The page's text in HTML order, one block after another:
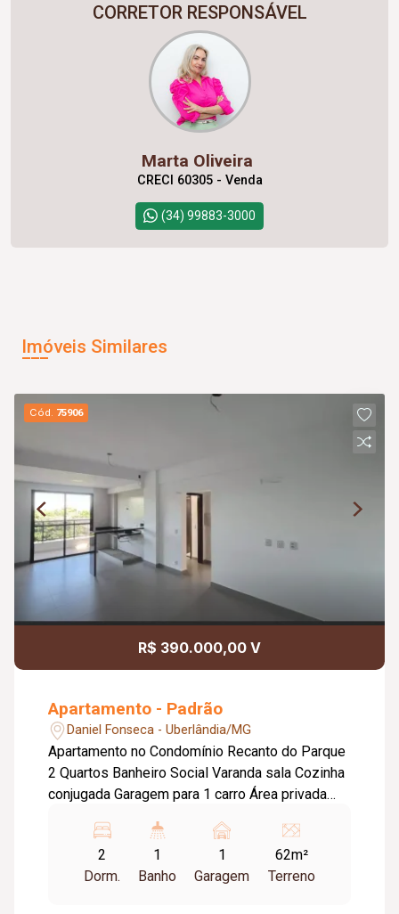
CORRETOR RESPONSÁVEL
Marta Oliveira
CRECI 60305 - Venda
(34) 99883-3000
Imóveis Similares
Cód. 75906
R$ 390.000,00 V
Apartamento - Padrão
Daniel Fonseca - Uberlândia/MG
Apartamento no Condomínio Recanto do Parque
2 Quartos Banheiro Social Varanda sala Cozinha
conjugada Garagem para 1 carro Área privada
Total 106,75m2
2
Dorm.
1
Banho
1
Garagem
62m²
Terreno